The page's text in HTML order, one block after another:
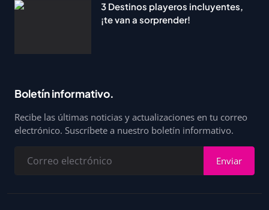
3 Destinos playeros incluyentes,
¡te van a sorprender!
Boletín informativo.
Recibe las últimas noticias y actualizaciones en tu correo
electrónico. Suscríbete a nuestro boletín informativo.
Enviar